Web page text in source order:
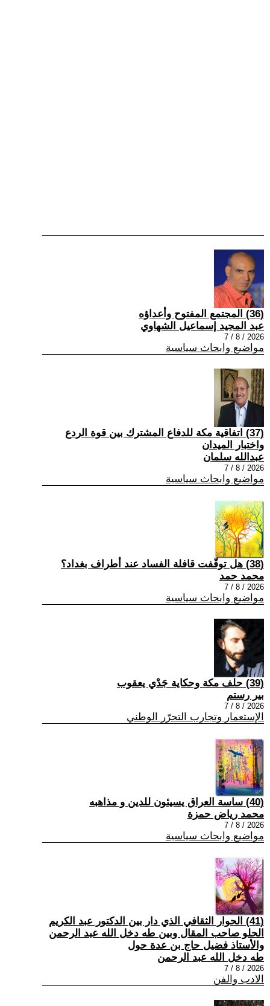
(36) المجتمع المفتوح وأعداؤه
عبد المجيد إسماعيل الشهاوي
2026 / 8 / 7
مواضيع وابحاث سياسية
(37) اتفاقية مكة للدفاع المشترك بين قوة الردع
واختبار الميدان
عبدالله سلمان
2026 / 8 / 7
مواضيع وابحاث سياسية
(38) هل توقّفت قافلة الفساد عند أطراف بغداد؟
محمد حمد
2026 / 8 / 7
مواضيع وابحاث سياسية
(39) حلف مكة وحكاية جَدْي يعقوب
بير رستم
2026 / 8 / 7
الإستعمار وتجارب التحرّر الوطني
(40) ساسة العراق يسيئون للدين و مذاهبه
محمد رياض حمزة
2026 / 8 / 7
مواضيع وابحاث سياسية
(41) الحوار الثقافي الذي دار بين الدكتور عبد الكريم
الحلو صاحب المقال وبين طه دخل الله عبد الرحمن
والأستاذ فضيل حاج بن عدة حول
طه دخل الله عبد الرحمن
2026 / 8 / 7
الادب والفن